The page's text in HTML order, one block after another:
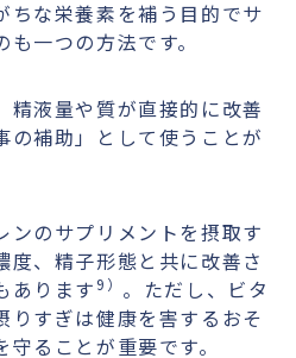
ちな栄養素を補う目的でサ
一つの方法です。
精液量や質が直接的に改善
の補助」として使うことが
ンのサプリメントを摂取す
度、精子形態と共に改善さ
あります9） 。ただし、ビタ
りすぎは健康を害するおそ
ることが重要です。